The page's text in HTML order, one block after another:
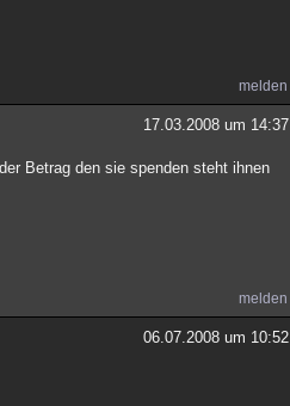
melden
17.03.2008 um 14:37
Betrag den sie spenden steht ihnen
melden
06.07.2008 um 10:52